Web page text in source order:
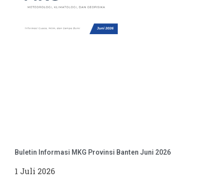
Buletin Informasi MKG Provinsi Banten Juni 2026
1 Juli 2026